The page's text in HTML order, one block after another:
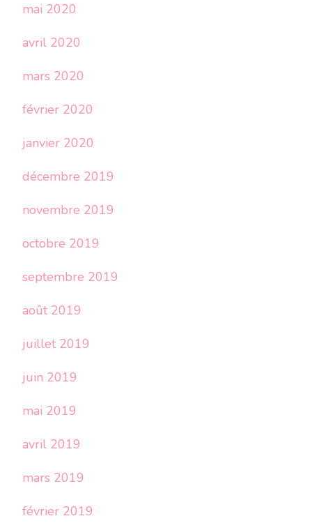
mai 2020
avril 2020
mars 2020
février 2020
janvier 2020
décembre 2019
novembre 2019
octobre 2019
septembre 2019
août 2019
juillet 2019
juin 2019
mai 2019
avril 2019
mars 2019
février 2019